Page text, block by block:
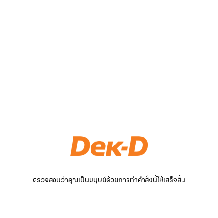
ตรวจสอบว่าคุณเป็นมนุษย์ด้วยการทำคำสั่งนี้ให้เสร็จสิ้น